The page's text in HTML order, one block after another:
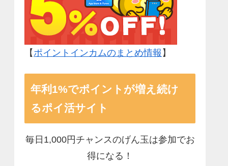
【 ポイントインカムのまとめ情報 】
年利1%でポイントが増え続け
るポイ活サイト
毎日1,000円チャンスのげん玉は参加でお
得になる！